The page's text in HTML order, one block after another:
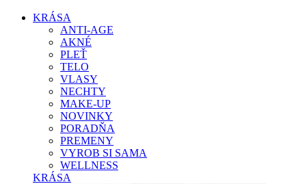
KRÁSA
ANTI-AGE
AKNÉ
PLEŤ
TELO
VLASY
NECHTY
MAKE-UP
NOVINKY
PORADŇA
PREMENY
VYROB SI SAMA
WELLNESS
KRÁSA